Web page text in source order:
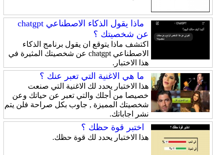
ماذا يقول الذكاء الاصطناعي chatgpt
عن شخصيتك ؟
اكتشف ماذا يتوقع ان يقول برنامج الذكاء
الاصطناعي chatgpt عن شخصيتك المثيرة في
هذا الاختبار.
ما هي الاغنية التي تعبر عنك ؟
هذا الاختبار يحدد لك الاغنية التي صنعت
خصيصا من أجلك والتي تعبر عن حياتك وعن
شخصيتك المميزة , جاوب بكل صراحة فلن يتم
نشر اجاباتك.
اختبر قوة حظك ؟
هذا الاختبار يحدد لك قوة حظك.